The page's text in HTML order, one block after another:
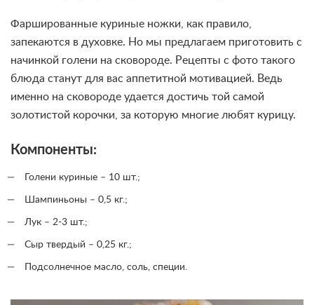
Фаршированные куриные ножки, как правило,
запекаются в духовке. Но мы предлагаем приготовить с
начинкой голени на сковороде. Рецепты с фото такого
блюда станут для вас аппетитной мотивацией. Ведь
именно на сковороде удается достичь той самой
золотистой корочки, за которую многие любят курицу.
Компоненты:
Голени куриные – 10 шт.;
Шампиньоны – 0,5 кг.;
Лук – 2-3 шт.;
Сыр твердый – 0,25 кг.;
Подсолнечное масло, соль, специи.